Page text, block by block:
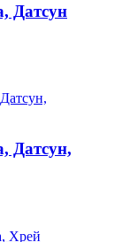
Датсун
Датсун,